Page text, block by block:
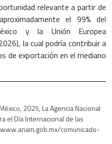
relevante a partir de
el 99% del
y la Unión Europea
la cual podría contribuir a
de exportación en el mediano
2025, La Agencia Nacional
el Día Internacional de las
comunicado-